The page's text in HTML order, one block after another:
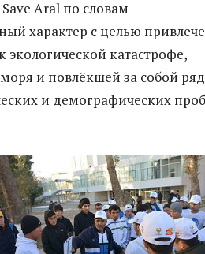
Aral по словам
характер с целью
катастрофе,
и повлёкшей за собой ряд
и демографических